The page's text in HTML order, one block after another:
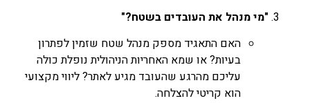
"מי מנהל את העובדים בשטח?"
האם התאגיד מספק מנהל שטח שזמין לפתרון
בעיות? או שמא האחריות הניהולית נופלת כולה
עליכם מהרגע שהעובד מגיע לאתר? ליווי מקצועי
הוא קריטי להצלחה.